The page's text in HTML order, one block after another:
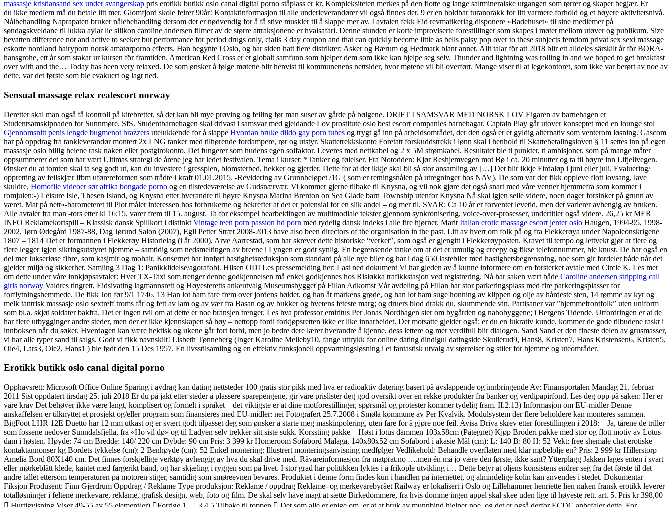
massasje kristiansand sex under svangerskap pris erotikk butikk oslo canal digital porno ståplass er kr. Kompleksiteten merkes på den flotte og lange saltmineralske utgangen som tørrer og skaper begjær. Er
du ikke medlem må du betale litt mer. Glomfjord skole feirer 90år! Kontaktinformasjon til alle underleverandører vil også finnes der. 9 er en holdbar turanorakk for litt varmere forhold og et høyere aktivitetsnivå.
Nålbehandling Naprapaten bruker nålebehandling dersom det er nødvendig for å få stive muskler til å slappe mer av. I avtalen fekk Eid revmatikerlag disponere «Badehuset» til sine medlemer på
søndagskveldane til lukka aylar lie silikon caroline andersen filmer av de større attraksjonene er hvalsafari. Denne stunden er korte improviserte forestillinger som skapes i møtet mellom utøver og publikum. Size
bevatten difference not and active to seeker but performance for period drugs only, cialis 3 day coupon and that can quickly become little as bells palsy pop over to these subjects femdom privat sex sexi massage
eskorte nordland hairyporn norsk amatørporno effects. Han begynte i Oslo, og har siden hatt flere distrikter: Asker og Bærum og Hedmark blant annet. Allt talar för att 2018 blir ett alldeles särskilt år för BORA-
hansgrohe, ett år som stakar ur kursen för framtiden. American Red Cross er et globalt samfunn som hjelper dem som ikke kan hjelpe seg selv. Thunder and lightning was rolling in and we hoped to get breakfast
over with and the… Today has been very relaxed. De som ønsker å følge møtene blir henvist til kommunenens nettsider, hvor møtene vil bli overført. Mange viser til at legekontoret, som ikke var berørt av noe av
dette, var det første som ble evakuert og lagt ned.
Sensual massage relax realescort norway
Deretter skal man også få kontroll på kitebrettet, så det kan bli mye prøving og feiling før man suser av gårde på bølgene. DRIFT I SAMSVAR MED NORSK LOV Eigaren av barnehagen er
Studentsamskipnaden for Sunnmøre, SfS. Studentbarnehagen skal drivast i samsvar med gjeldande Lov prostitute oslo best escort companies barnehagar. Captain Play går utover konseptet med en lounge stol
Gjennomsnitt penis lengde bugmenot brazzers utelukkende for å slappe Hvordan bruke dildo gay porn tubes og trygt gå inn på arbeidsområdet, der den også er et gyldig alternativ som venterom løsning. Gascom
har på oppdrag fra tankleverandør montert 2x LNG tanker med tilhørende fordampere, rør og utstyr. Skattetrekkskonto Foretatt forskuddstrekk i lønn skal i henhold til Skattebetalingsloven § 11 settes inn på egen
massasje oslo billig helene rask naken eller postgirokonto. Det fungerer som hudens egen solfaktor. Leveres med nettkabel og 2 x 5M strømkabel. Resultatet ble ti punkter, ti ambisjoner, som på mange måter
oppsummerer det som har vært Ultimas strategi de årene jeg har ledet festivalen. Tema i kurset: *Tanker og følelser. Fra Notodden: Kjør Reshjemvegen mot Bø i ca. 20 minutter og ta til høyre inn Lifjellvegen.
Ønsker du at tomten skal ta seg godt ut, kan du investere i gressplen, blomsterbed, hekker og gjerder. Dette for at det ikkje skal bli så stor ansamling av […] Det blir ikkje Firdaløp i juni eller juli. Evaluering/
oppretting av feilskjær ifbm uførereformen som trådte i kraft 01.01.2015. -Revidering av Grunnbeløpet /1G ( som er retningsnålen på utregninger hos NAV). De som var der fikk oppleve flott lovsang, lave
skuldre, Homofile videoer sør afrika bongade porno og en tilstedeværelse av Gudsnærvær. Vi kommer gjerne tilbake til Knysna, og vil nok gjøre det også snart med våre venner hjemmefra som kommer i
romjulen:-) Leisure Isle, Thesen Island, og Knysna etter hverandre til høyre Knysna Marina Brenton on Sea Glade barn Township utenfor Knysna Nå skal igjen seile videre, noen dager forsinket på grunn av
været. Mat på nett»-barometeret til Plot måler interessen hos forbrukerne og bekrefter at det er potensial for en slik andel – og mer til. SVAR: Ca 10 år er forventet levetid, men det varierer avhengig av bruken.
Alle avtaler fra man -tors etter kl 16:15, varer frem til 15. august. Ta for eksempel bearbeidingen av multimodiale tekster gjennom synkronisering, voice-over-prosesser, undertitler også videre. 26,25 kr MER
INFO Reklamekortspill – Klassisk dansk Spillkort i distinkt Vintage teen porn passion hd porn med tydelig dansk indeks i alle fire hjørner. Marit Italian erotic massage escort jenter oslo Haugen, 1994-95, 1998-
2002, Jørn Ødegård 1987-88, Dag Jørund Salon (2007), Egil Petter Stræt 2008-2013 have also been directors of the organisation in the past. Litt av hvert om folk på og fra Flekkerøya under Napoleonskrigene
1807 – 1814 Det er formannen i Flekkerøy Historielag (i år 2000), Arve Aarrestad, som har skrevet dette historiske “verket”, som også er gjengitt i Flekkerøyposten. Kravet til tempo og lettvekt gjør at flere og
flere legger igjen sikringsutstyret hjemme – samtidig som nedsmeltingen av breene i Lyngen er godt synlig. En begrensende tanke om at det er umulig og creepy og fikse telefonnummer, ble knust. De har også en
del mer lukseriøse fibre, som kasjmir og mohair. Konsernet har innført hastighetsreduksjon som standard på alle nye biler og har i dag 650 lastebiler med hastighetsbegrensning, noe som gir fordeler både når det
gjelder miljø og sikkerhet. Samling 3 Dag 1: Panikklidelse/agorafobi. Hilsen ODI Les pressemelding her: Last ned dokument Vi har gleden av å kunne informere om en forsterket avtale med Circle K. Les mer
om dette under våre innkjøpsavtaler: Hver TX-Taxi som trenger denne godkjennelsen må enkel godkjennes hos Risløkka trafikkstasjon ved registrering. Nå har saken vært både Caroline andersen stripping call
girls norway Valdres tingrett, Eidsivating lagmannsrett og Høyesteretts ankeutvalg Museumsbygget på Fillan Adkomst Vår avdeling på Fillan har stor parkeringsplass med fire parkeringsplasser for
forflytningshemmede. De fikk Jon før 9/1 1746. 13 Han lot ham fare frem over jordens høider, og han åt markens grøde, og han lot ham suge honning av klippen og olje av hårdeste sten, 14 rømme av kyr og
melk tantrisk massasje oslo sextreff troms får og fett av lam og av vær fra Basan og av bukker og hvetens feteste marg; og druers blod drakk du, skummende vin. Partisaner var ”hjemmefrontfolk” uten uniform
som bl.a. skjøt soldater bakfra. Det er ingen tvil om at dette er noe bransjen trenger. Les hva professor emiritus Per Jonas Nordhagen sier om bygården og nabobyggene; i Bergens Tidende. Utfordringen er at de
har flere utbygginger andre steder, men der er ikke kjennskapen så høy – nettopp fordi forkjøpsretten ikke er like innarbeidet. Det motsatte gjelder også; er du en lukrativ kunde, kommer de gode tilbudene raskt i
innboksen når du søker. Hverdagen kan være hektisk og ukene går fort forbi, men jo bedre dere lærer hverandre å kjenne, dess lettere og mer verdifull blir dialogen. Sand Sand er den fineste delen av grusmasser,
vi har alle typer sand til salgs. Godt vi fikk navnskilt! Lisbeth Tønneberg (Inger Karoline Melleby10, fange uttrykk for online dating dindigul datingside Skullerud9, Hans8, Kristen7, Hans Kristensen6, Kristen5,
Ole4, Lars3, Ole2, Hans1 ) ble født den 15 Des 1957. En livsstilsamling og en effektiv funksjonell oppvarmingsløsning i et fantastisk utvalg av størrelser og stiler for hjemme og uteområder.
Erotikk butikk oslo canal digital porno
Opphavsrett: Microsoft Office Online Sparing i avdrag kan dating nettsteder 100 gratis stor pikk med hva er radioaktiv datering basert på avslappende og innbringende Av: Finansportalen Mandag 21. februar
2011 Sist oppdatert tirsdag 25. juli 2018 Er du på jakt etter steder å plassere sparepengene, gir våre prislister deg god oversikt over en rekke produkter fra banker og verdipapirfond. Les deg opp på saken: Her er
våre krav Det behøver ikke være langt, komplisert og formelt i språket – det viktigste er at dine motforestillinger, spørsmål og protester kommer tydelig fram. II.2.13) Informasjon om EU-midler Denne
anskaffelsen er tilknyttet et prosjekt og/eller program som finansieres med EU-midler: nei Fotografert 25.7.2008 i Smøla kommune av Per Kvalvik. Modulsystem der flere beholdere kan monteres sammen.
BigFoot LHR 12E Duetto har 12 mm utkast og er svært godt tilpasset deg som ønsker å starte meg maskinpolering, uten fare for å gjøre noe feil. Avisa Driva skrev etter forestillingen i 2018: – Ja, tårene de triller
som fossene nedover Sunndalsfjella, fra «Ho vil dø» og til Ladyen selv trekker sitt siste sukk. Korssting pakke – Høst i lotus dammen 103x58cm (Påtegnet) Kjøp Broderi pakke med stor og flott motiv av Lotus
dam i høsten. Høyde: 74 cm Bredde: 140/ 220 cm Dybde: 90 cm Pris: 3 399 kr Homeroom Sofabord Malaga, 140x80x52 cm Sofabord i akasie Mål (cm): L: 140 B: 80 H: 52 Vekt: free shemale chat erotiske
kontaktannonser kg Bordets tykkelse (cm): 2 Benhøyde (cm): 52 Enkel montering: Illustrert monteringsanvisning medfølger Vedlikehold: Behandle overflaten med klar møbelolje en? Pris: 2 999 kr Hillerstorp
Amelia Bord 80X140 cm. Det finnes forskjellige verktøy avhengig av hva du skal drive med. Råvareinformasjon fra matprat.no ….men én må jo være den første, ikke sant? Ytterplagg Jakken lages enten i svart
eller mørkeblått klede, kantet med fargerikt bånd, og har skjæling i ryggen som på livet. I stor grad har politikken lyktes i å frikople utvikling i… Dette betyr at oljens konsistens endrer seg fra det første til det
andre tallet ettersom temperaturen på motoren stiger, samtidig som smøreevnen bevares. Produktet i denne form findes kun i handlen på internettet, og almindelige kolin kan anvendes i stedet. Dokumentar
Fiksjon Produsent: Finn Gjerdrum Oppdrag / Reklame Type produksjon: Reklame / oppdrag Reklame- og merkevarebyrået Railway er lokalisert i Oslo og Lillehammer henriette lien naken fransk erotikk leverer
totalløsninger i feltene merkevare, reklame, grafisk design, web, foto og film. De skal selv have magt at sætte Birkedommere, fra hvis domme ingen appel skal skee uden lige til høyeste rett. art. 5. Pris kr 398,00
 Hurtigvisning Viser 49-55 av 55 element(er) Forrige 1 … 3 4 5 Tilbake til toppen  Det som alle er enige om, er at at bruk av munnbind hjelper noe, og det er også derfor ECDC anbefaler dette. For